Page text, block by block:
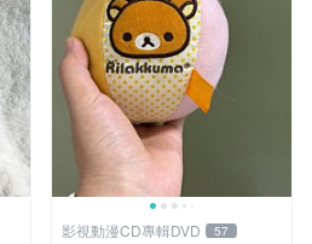
影視動漫CD專輯DVD 57